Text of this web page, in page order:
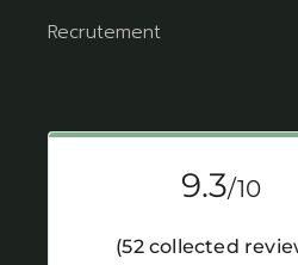
Recrutement